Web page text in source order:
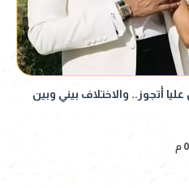
أتجوز.. والاختلاف بيني وبين